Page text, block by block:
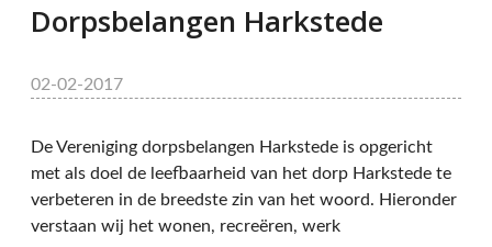
Dorpsbelangen Harkstede
02-02-2017
De Vereniging dorpsbelangen Harkstede is opgericht
met als doel de leefbaarheid van het dorp Harkstede te
verbeteren in de breedste zin van het woord. Hieronder
verstaan wij het wonen, recreëren, werk